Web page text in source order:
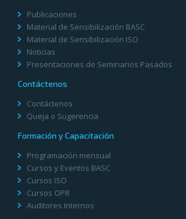
Publicaciones
Material de Sensibilización BASC
Material de Sensibilización ISO
Noticias
Presentaciones de Seminarios Pasados
Contáctenos
Contáctenos
Queja o Sugerencia
Formación y Capacitación
Programación mensual
Cursos y Eventos BASC
Cursos ISO
Cursos OPR
Auditores Internos